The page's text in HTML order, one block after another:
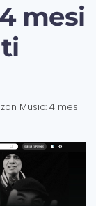
mesi
Music: 4 mesi